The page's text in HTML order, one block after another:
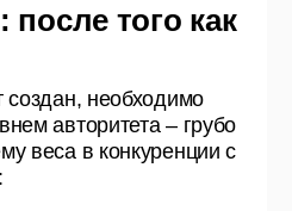
того как
создан, необходимо
авторитета – грубо
веса в конкуренции с